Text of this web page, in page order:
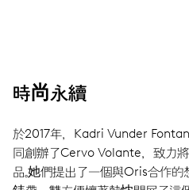
時尚永續
於2017年，Kadri Vunder
同創辦了Cervo Volante，致力
品。她們提出了一個與Oris合作